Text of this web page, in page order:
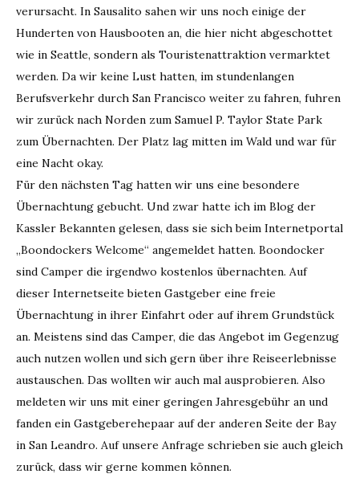
verursacht. In Sausalito sahen wir uns noch einige der
Hunderten von Hausbooten an, die hier nicht abgeschottet
wie in Seattle, sondern als Touristenattraktion vermarktet
werden. Da wir keine Lust hatten, im stundenlangen
Berufsverkehr durch San Francisco weiter zu fahren, fuhren
wir zurück nach Norden zum Samuel P. Taylor State Park
zum Übernachten. Der Platz lag mitten im Wald und war für
eine Nacht okay.
Für den nächsten Tag hatten wir uns eine besondere
Übernachtung gebucht. Und zwar hatte ich im Blog der
Kassler Bekannten gelesen, dass sie sich beim Internetportal
„Boondockers Welcome“ angemeldet hatten. Boondocker
sind Camper die irgendwo kostenlos übernachten. Auf
dieser Internetseite bieten Gastgeber eine freie
Übernachtung in ihrer Einfahrt oder auf ihrem Grundstück
an. Meistens sind das Camper, die das Angebot im Gegenzug
auch nutzen wollen und sich gern über ihre Reiseerlebnisse
austauschen. Das wollten wir auch mal ausprobieren. Also
meldeten wir uns mit einer geringen Jahresgebühr an und
fanden ein Gastgeberehepaar auf der anderen Seite der Bay
in San Leandro. Auf unsere Anfrage schrieben sie auch gleich
zurück, dass wir gerne kommen können.